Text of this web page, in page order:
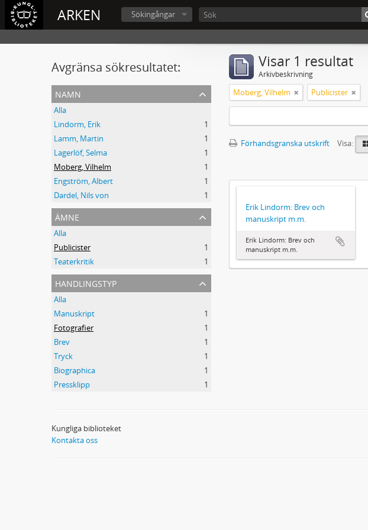
ARKEN Sökingångar
Avgränsa sökresultatet:
namn
Alla
Lindorm, Erik
1
Lamm, Martin
1
Lagerlöf, Selma
1
Moberg, Vilhelm
1
Engström, Albert
1
Dardel, Nils von
1
ämne
Alla
Publicister
1
Teaterkritik
1
handlingstyp
Alla
Manuskript
1
Fotografier
1
Brev
1
Tryck
1
Biographica
1
Pressklipp
1
Visar 1 resultat
Arkivbeskrivning
Moberg, Vilhelm Publicister
Förhandsgranska utskrift
Visa:
Erik Lindorm: Brev och
manuskript m.m.
Erik Lindorm: Brev och
manuskript m.m.
Kungliga biblioteket
Kontakta oss